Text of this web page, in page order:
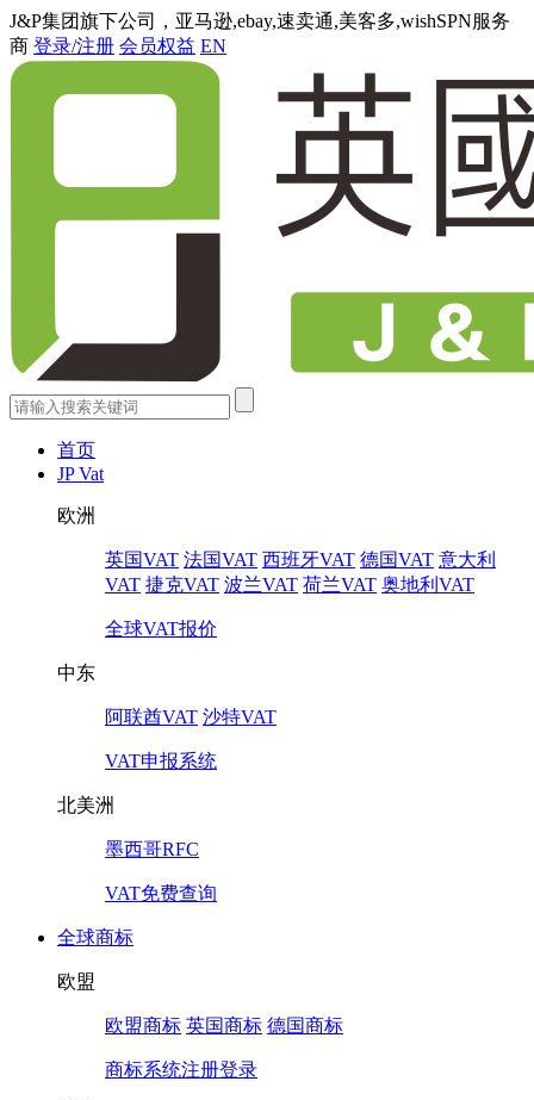
J&P集团旗下公司，亚马逊,ebay,速卖通,美客多,wishSPN服务
商 登录/注册 会员权益 EN
首页
JP Vat
欧洲
英国VAT 法国VAT 西班牙VAT 德国VAT 意大利
VAT 捷克VAT 波兰VAT 荷兰VAT 奥地利VAT
全球VAT报价
中东
阿联酋VAT 沙特VAT
VAT申报系统
北美洲
墨西哥RFC
VAT免费查询
全球商标
欧盟
欧盟商标 英国商标 德国商标
商标系统注册登录